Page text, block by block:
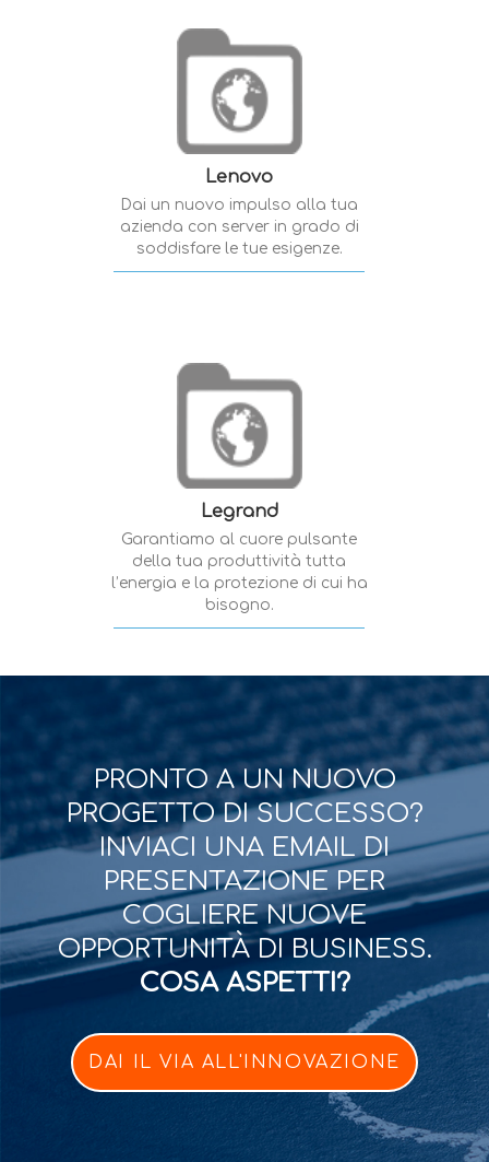
Lenovo
Dai un nuovo impulso alla tua
azienda con server in grado di
soddisfare le tue esigenze.
Legrand
Garantiamo al cuore pulsante
della tua produttività tutta
l’energia e la protezione di cui ha
bisogno.
PRONTO A UN NUOVO
PROGETTO DI SUCCESSO?
INVIACI UNA EMAIL DI
PRESENTAZIONE PER
COGLIERE NUOVE
OPPORTUNITÀ DI BUSINESS.
COSA ASPETTI?
DAI IL VIA ALL'INNOVAZIONE